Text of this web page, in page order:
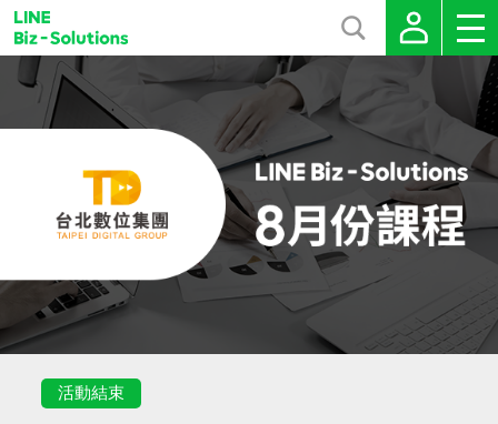
活動結束